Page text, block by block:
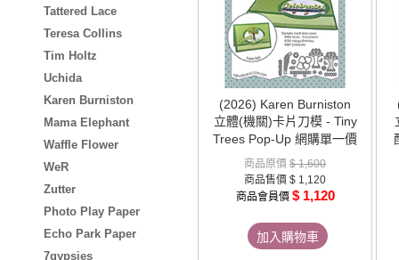
Tattered Lace
Teresa Collins
Tim Holtz
Uchida
Karen Burniston
Mama Elephant
Waffle Flower
WeR
Zutter
Photo Play Paper
Echo Park Paper
7gypsies
(2026) Karen Burniston
立體(機關)卡片刀模 - Tiny
Trees Pop-Up 網購單一價
商品原價 $ 1,600
商品售價 $ 1,120
商品會員價 $ 1,120
加入購物車